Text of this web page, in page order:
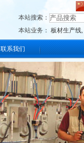
本站搜索：
本站业务： 板材生产线,
联系我们